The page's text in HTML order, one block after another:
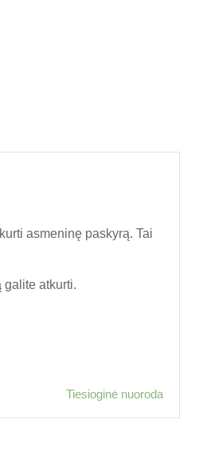
asmeninę paskyrą. Tai
galite atkurti.
Tiesioginė nuoroda